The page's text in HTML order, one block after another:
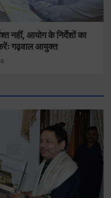
नहीं, आयोग के निर्देशों का
गढ़वाल आयुक्त